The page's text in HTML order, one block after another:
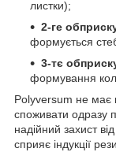
листки);
2-ге
формується
3-тє
формування
Polyversum не має
споживати одразу
надійний захист
сприяє індукції